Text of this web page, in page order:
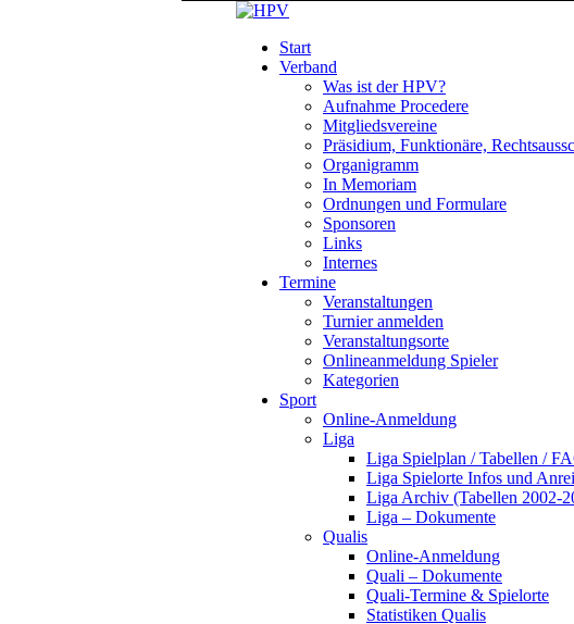
Start
Verband
Was ist der HPV?
Aufnahme Procedere
Mitgliedsvereine
Präsidium, Funktionäre,
Organigramm
In Memoriam
Ordnungen und Formulare
Sponsoren
Links
Internes
Termine
Veranstaltungen
Turnier anmelden
Veranstaltungsorte
Onlineanmeldung Spieler
Kategorien
Sport
Online-Anmeldung
Liga
Liga Spielplan / Tabellen /
Liga Spielorte Infos und
Liga Archiv (Tabellen 2002-
Liga – Dokumente
Qualis
Online-Anmeldung
Quali – Dokumente
Quali-Termine & Spielorte
Statistiken Qualis